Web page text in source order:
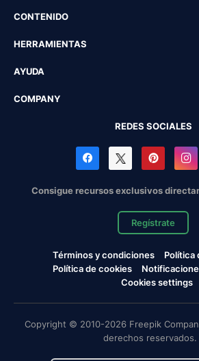
CONTENIDO
HERRAMIENTAS
AYUDA
COMPANY
REDES SOCIALES
Consigue recursos exclusivos
Regístrate
Términos y condiciones
Política
Política de cookies
Cookies settings
Copyright © 2010-2026 Freepik
derechos reservados.